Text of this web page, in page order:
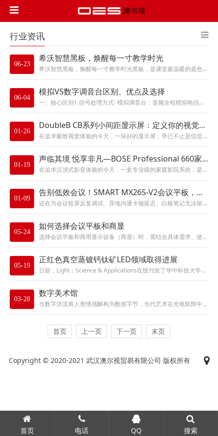
行业资讯
06-23
希沃智慧黑板，焕醒每一寸教学时光
希沃智慧黑板，焕醒每一寸教学时光黑板，是课堂最温暖的底色，是知识传承最质朴的载体。从粉笔簌簌的传统板书，到光影灵动的智能...
06-04
模拟VS数字调音台区别、优点及选择
一、核心区别1.信号处理方式- 模拟调音台：音频全程模拟电信号，从输入、均衡、压缩、推子到输出全是硬件电路直通，无模数转...
01-26
DoubleB CB系列小间距显示屏：定义你的视觉新境界
在追求极致视觉体验的今天，一块好的显示屏，早已不止是信息的载体，更是空间的点睛之笔。DoubleB CB系列小间距COB...
01-19
声临其境 悦享非凡—BOSE Professional 660家庭影院系统
在追求沉浸式影音体验的今天，一套专业级的家庭影院系统，是打造私人娱乐空间的核心。BOSE Professional 66...
01-09
告别低效会议！SMART MX265-V2会议平板，重新定义智能协作新体验
还在为会议投屏反复调试、异地沟通卡顿延迟、白板笔记无法留存而烦恼？数字化办公时代，一场高效会议需要的不仅是讨论，更是无缝...
05-24
如何选择会议平板和商显
选择会议平板和商用显示设备（商显）时，需结合具体需求、使用场景和预算，以下是一套系统化的选择指南：一、明确核心需求1. ...
05-19
正红色真空蒸镀钙钛矿LED领域取得进展
日前，Light：Science & Applications在线刊发了华中科技大学唐江教授领衔的单片集成光电子器件与系...
03-28
数字美术馆
当数字洪流将人类情感解构为数据字节，当代艺术在光电矩阵中寻获了新的抒情语法。影像艺术以其独特的时空延展性，将转瞬即逝的情...
首页 上一页 下一页 末页
Copyright © 2020-2021 武汉澳尔视贸易有限公司 版权所有
首页 电话 QQ 搜索